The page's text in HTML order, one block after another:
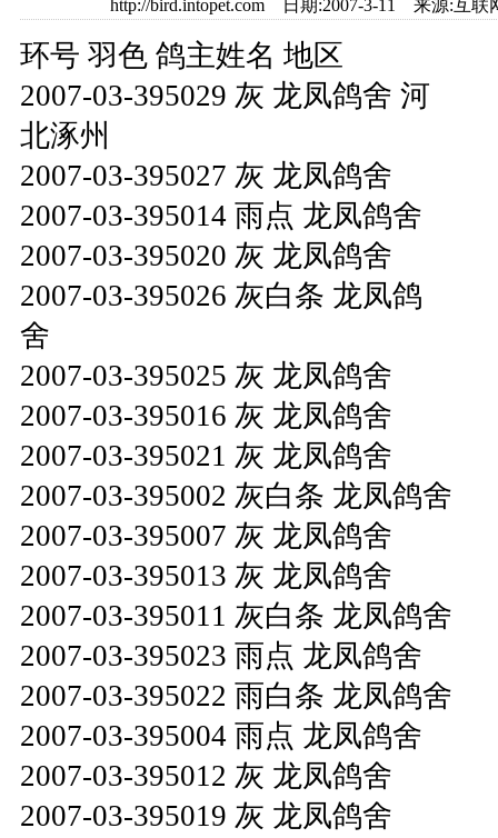
http://bird.intopet.com 日期:2007-3-11 来源:互
环号 羽色 鸽主姓名 地区
2007-03-395029 灰 龙凤鸽舍 河
北涿州
2007-03-395027 灰 龙凤鸽舍
2007-03-395014 雨点 龙凤鸽舍
2007-03-395020 灰 龙凤鸽舍
2007-03-395026 灰白条 龙凤鸽
舍
2007-03-395025 灰 龙凤鸽舍
2007-03-395016 灰 龙凤鸽舍
2007-03-395021 灰 龙凤鸽舍
2007-03-395002 灰白条 龙凤鸽舍
2007-03-395007 灰 龙凤鸽舍
2007-03-395013 灰 龙凤鸽舍
2007-03-395011 灰白条 龙凤鸽舍
2007-03-395023 雨点 龙凤鸽舍
2007-03-395022 雨白条 龙凤鸽舍
2007-03-395004 雨点 龙凤鸽舍
2007-03-395012 灰 龙凤鸽舍
2007-03-395019 灰 龙凤鸽舍